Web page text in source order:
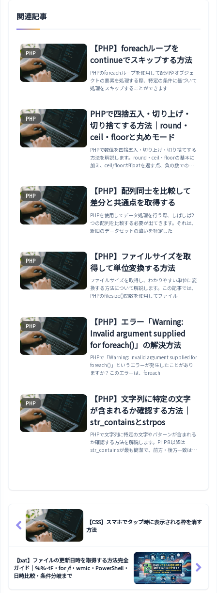
関連記事
PHP
【PHP】foreachループを
continueでスキップする方法
PHPのforeachループを使用して配列やオブジェ
クトの要素を処理する際、特定の条件に基づいて
処理をスキップすることができます
PHP
PHPで四捨五入・切り上げ・
切り捨てする方法｜round・
ceil・floorと丸めモード
PHPで数値を四捨五入・切り上げ・切り捨てする
方法を解説します。round・ceil・floorの基本に
加え、ceil/floorがfloatを返す点、負の数での挙
PHP
【PHP】配列同士を比較して
差分と共通点を取得する
PHPを使用してデータ処理を行う際、しばしば2
つの配列を比較する必要が出てきます。それは、
新旧のデータセットの違いを特定した
PHP
【PHP】ファイルサイズを取
得して単位変換する方法
ファイルサイズを取得し、わかりやすい単位に変
換する方法について解説します。この記事では、
PHPのfilesize()関数を使用してファイル
PHP
【PHP】エラー「Warning:
Invalid argument supplied
for foreach()」の解決方法
PHPで「Warning: Invalid argument supplied for
foreach()」というエラーが発生したことがあり
ますか？このエラーは、foreach
PHP
【PHP】文字列に特定の文字
が含まれるか確認する方法｜
str_containsとstrpos
PHPで文字列に特定の文字やパターンが含まれる
か確認する方法を解説します。PHP 8以降は
str_containsが最も簡潔で、前方・後方一致は
【CSS】スマホでタップ時に表示される枠を消す
方法
【bat】ファイルの更新日時を取得する方法完全
ガイド｜%%~tF・for /f・wmic・PowerShell・
日時比較・条件分岐まで